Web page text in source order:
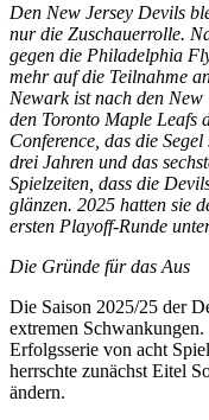
Den New Jersey Devils
nur die Zuschauerrolle.
gegen die Philadelphia
mehr auf die Teilnahme
Newark ist nach den
den Toronto Maple Leafs
Conference, das die
drei Jahren und das
Spielzeiten, dass die
glänzen. 2025 hatten sie
ersten Playoff-Runde
Die Gründe für das Aus
Die Saison 2025/25 der
extremen
Erfolgsserie von acht
herrschte zunächst Eitel
ändern.